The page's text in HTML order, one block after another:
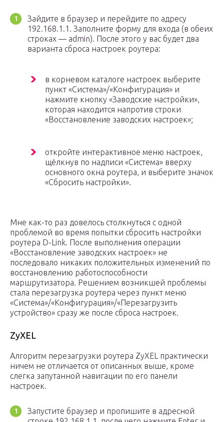
Зайдите в браузер и перейдите по адресу
192.168.1.1. Заполните форму для входа (в обеих
строках — admin). После этого у вас будет два
варианта сброса настроек роутера:
в корневом каталоге настроек выберите
пункт «Система»/«Конфигурация» и
нажмите кнопку «Заводские настройки»,
которая находится напротив строки
«Восстановление заводских настроек»;
откройте интерактивное меню настроек,
щёлкнув по надписи «Система» вверху
основного окна роутера, и выберите значок
«Сбросить настройки».
Мне как-то раз довелось столкнуться с одной
проблемой во время попытки сбросить настройки
роутера D-Link. После выполнения операции
«Восстановление заводских настроек» не
последовало никаких положительных изменений по
восстановлению работоспособности
маршрутизатора. Решением возникшей проблемы
стала перезагрузка роутера через пункт меню
«Система»/«Конфигурация»/«Перезагрузить
устройство» сразу же после сброса настроек.
ZyXEL
Алгоритм перезагрузки роутера ZyXEL практически
ничем не отличается от описанных выше, кроме
слегка запутанной навигации по его панели
настроек.
Запустите браузер и пропишите в адресной